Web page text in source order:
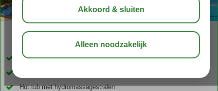
Vlak bij het strand & centrum
Hot tub met hydromassagestralen